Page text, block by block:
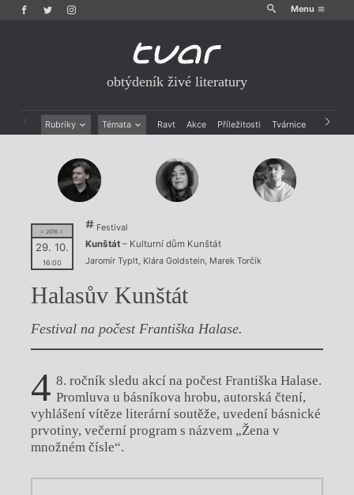
Menu
obtýdeník živé literatury
Rubriky Témata Ravt Akce Příležitosti Tvárnice Archiv
Drobná publicistika
Esejistika
Recenze a reflexe
Rozhovory
Právě vychází
Mauzoleum
Divadlo
Dokument
Výroční ceny
= 2016 =
29. 10.
16:00
Festival
Kunštát– Kulturní dům Kunštát
Jaromír Typlt, Klára Goldstein, Marek Torčík
Halasův Kunštát
Festival na počest Františka Halase.
4 8. ročník sledu akcí na počest Františka Halase.
Promluva u básníkova hrobu, autorská čtení,
vyhlášení vítěze literární soutěže, uvedení básnické
prvotiny, večerní program s názvem „Žena v
množném čísle“.